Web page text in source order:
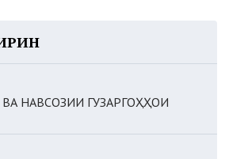
НАВСОЗИИ ГУЗАРГОҲҲОИ